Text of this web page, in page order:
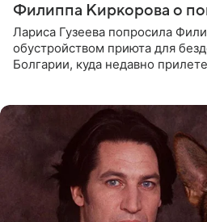
Филиппа Киркорова о
Лариса Гузеева попросила
обустройством приюта для
Болгарии, куда недавно